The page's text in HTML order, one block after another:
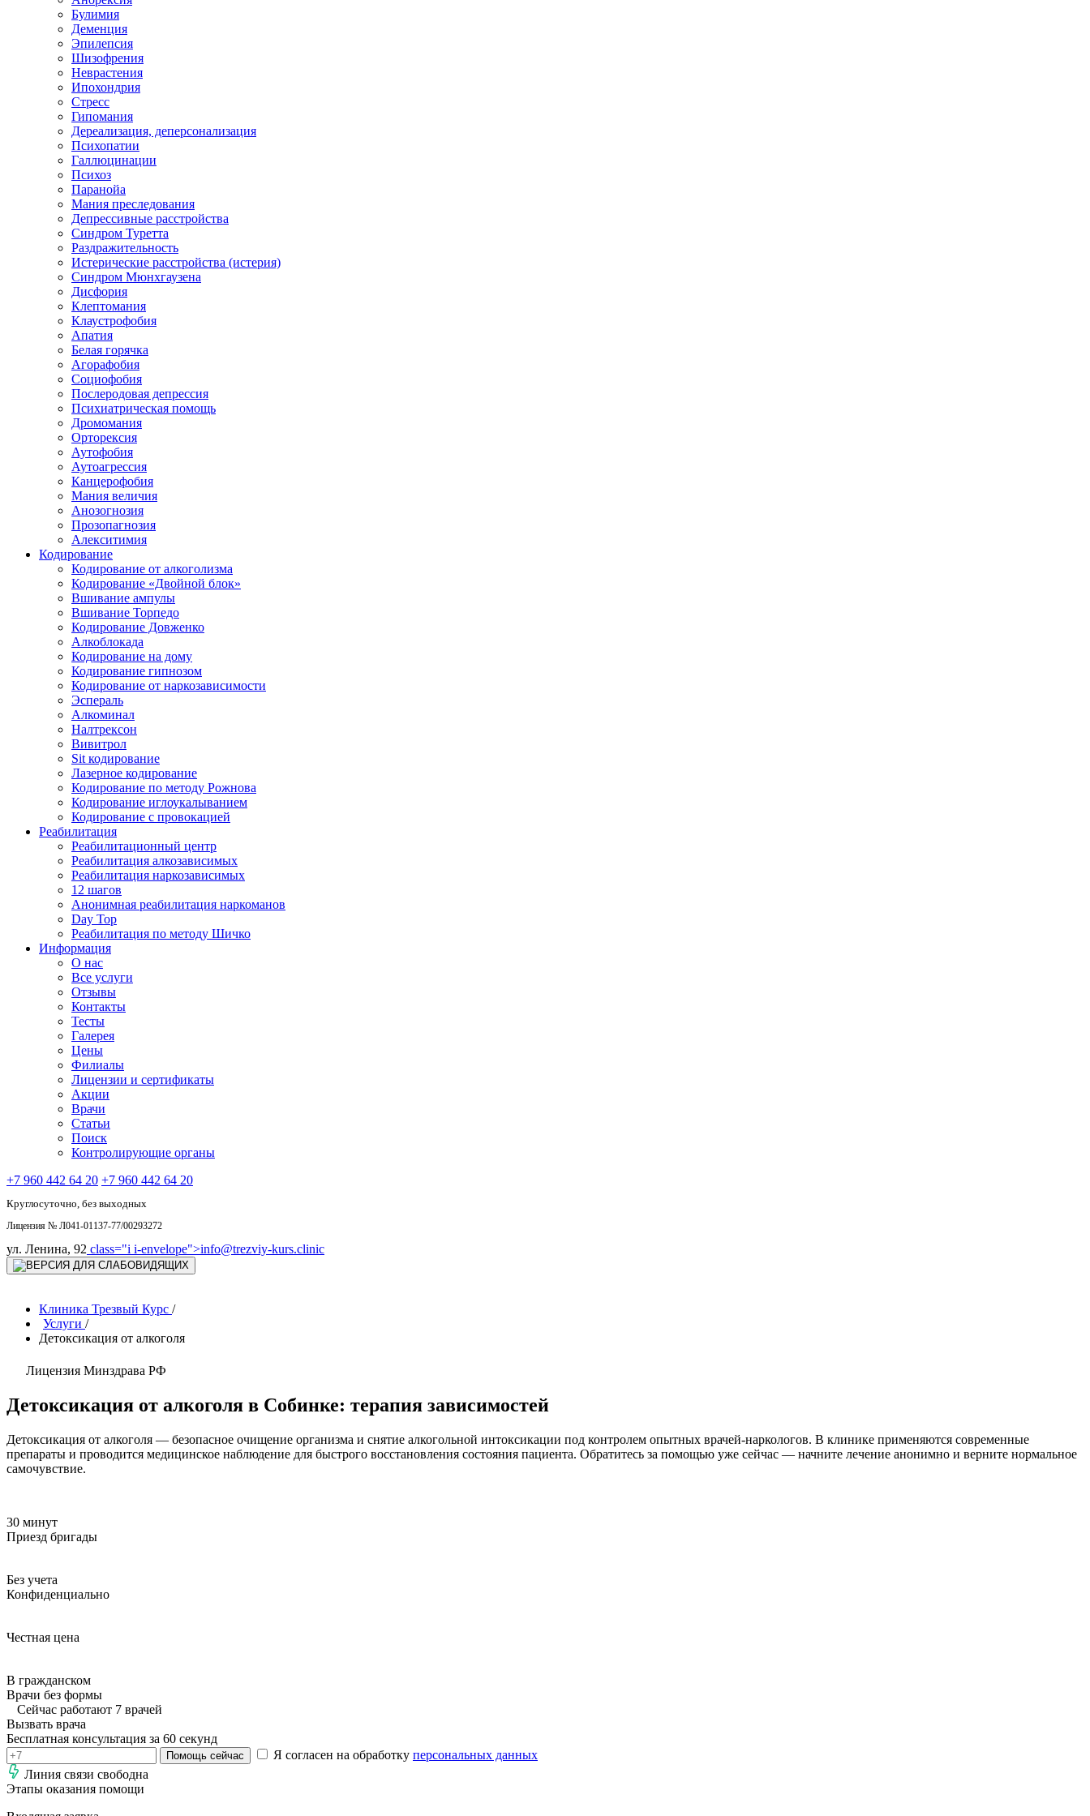
Булимия
Деменция
Эпилепсия
Шизофрения
Неврастения
Ипохондрия
Стресс
Гипомания
Дереализация, деперсонализация
Психопатии
Галлюцинации
Психоз
Паранойа
Мания преследования
Депрессивные расстройства
Синдром Туретта
Раздражительность
Истерические расстройства (истерия)
Синдром Мюнхгаузена
Дисфория
Клептомания
Клаустрофобия
Апатия
Белая горячка
Агорафобия
Социофобия
Послеродовая депрессия
Психиатрическая помощь
Дромомания
Орторексия
Аутофобия
Аутоагрессия
Канцерофобия
Мания величия
Анозогнозия
Прозопагнозия
Алекситимия
Кодирование
Кодирование от алкоголизма
Кодирование «Двойной блок»
Вшивание ампулы
Вшивание Торпедо
Кодирование Довженко
Алкоблокада
Кодирование на дому
Кодирование гипнозом
Кодирование от наркозависимости
Эспераль
Алкоминал
Налтрексон
Вивитрол
Sit кодирование
Лазерное кодирование
Кодирование по методу Рожнова
Кодирование иглоукалыванием
Кодирование с провокацией
Реабилитация
Реабилитационный центр
Реабилитация алкозависимых
Реабилитация наркозависимых
12 шагов
Анонимная реабилитация наркоманов
Day Top
Реабилитация по методу Шичко
Информация
О нас
Все услуги
Отзывы
Контакты
Тесты
Галерея
Цены
Филиалы
Лицензии и сертификаты
Акции
Врачи
Статьи
Поиск
Контролирующие органы
+7 960 442 64 20 +7 960 442 64 20
Круглосуточно, без выходных
Лицензия № Л041-01137-77/00293272
ул. Ленина, 92 class="i i-envelope">info@trezviy-kurs.clinic
Клиника Трезвый Курс /
Услуги /
Детоксикация от алкоголя
Лицензия Минздрава РФ
Детоксикация от алкоголя в Собинке: терапия зависимостей
Детоксикация от алкоголя — безопасное очищение организма и снятие алкогольной интоксикации под контролем опытных врачей-наркологов. В клинике применяются современные
препараты и проводится медицинское наблюдение для быстрого восстановления состояния пациента. Обратитесь за помощью уже сейчас — начните лечение анонимно и верните нормальное
самочувствие.
30 минут
Приезд бригады
Без учета
Конфиденциально
Честная цена
В гражданском
Врачи без формы
Сейчас работают 7 врачей
Вызвать врача
Бесплатная консультация за 60 секунд
Помощь сейчас Я согласен на обработку персональных данных
Линия связи свободна
Этапы оказания помощи